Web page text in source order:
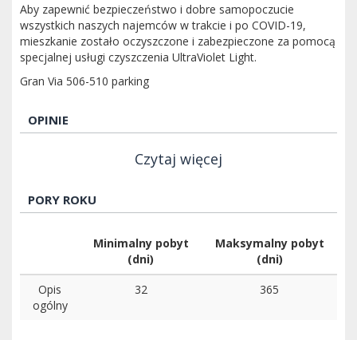
Aby zapewnić bezpieczeństwo i dobre samopoczucie
wszystkich naszych najemców w trakcie i po COVID-19,
mieszkanie zostało oczyszczone i zabezpieczone za pomocą
specjalnej usługi czyszczenia UltraViolet Light.
Gran Via 506-510 parking
OPINIE
Czytaj więcej
PORY ROKU
Minimalny pobyt
(dni)
Maksymalny pobyt
(dni)
Opis
ogólny
32 365